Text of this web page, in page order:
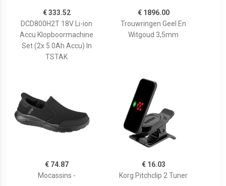
€ 333.52
DCD800H2T 18V Li-ion
Accu Klopboormachine
Set (2x 5.0Ah Accu) In
TSTAK
€ 1896.00
Trouwringen Geel En
Witgoud 3,5mm
€ 74.87
Mocassins -
€ 16.03
Korg Pitchclip 2 Tuner